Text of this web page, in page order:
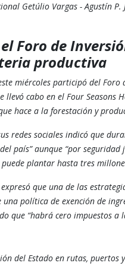
Getúlio Vargas - Agustín
Foro de
productiva
miércoles participó del
llevó cabo en el Four
hace a la forestación y
redes sociales indicó que
país” aunque “por
plantar hasta tres
que una de las
política de exención de
que “habrá cero impuestos a
del Estado en rutas,